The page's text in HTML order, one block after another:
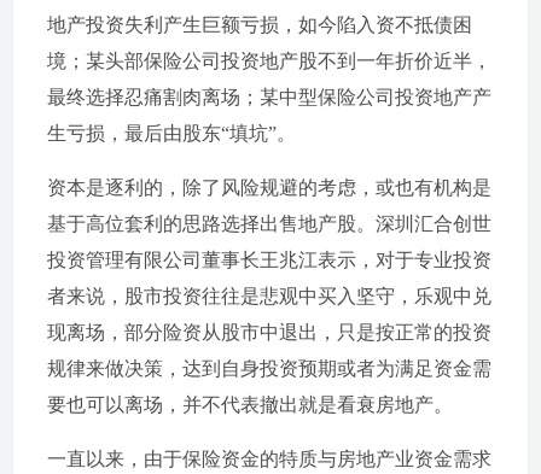
地产投资失利产生巨额亏损，如今陷入资不抵债困
境；某头部保险公司投资地产股不到一年折价近半，
最终选择忍痛割肉离场；某中型保险公司投资地产产
生亏损，最后由股东“填坑”。
资本是逐利的，除了风险规避的考虑，或也有机构是
基于高位套利的思路选择出售地产股。深圳汇合创世
投资管理有限公司董事长王兆江表示，对于专业投资
者来说，股市投资往往是悲观中买入坚守，乐观中兑
现离场，部分险资从股市中退出，只是按正常的投资
规律来做决策，达到自身投资预期或者为满足资金需
要也可以离场，并不代表撤出就是看衰房地产。
一直以来，由于保险资金的特质与房地产业资金需求